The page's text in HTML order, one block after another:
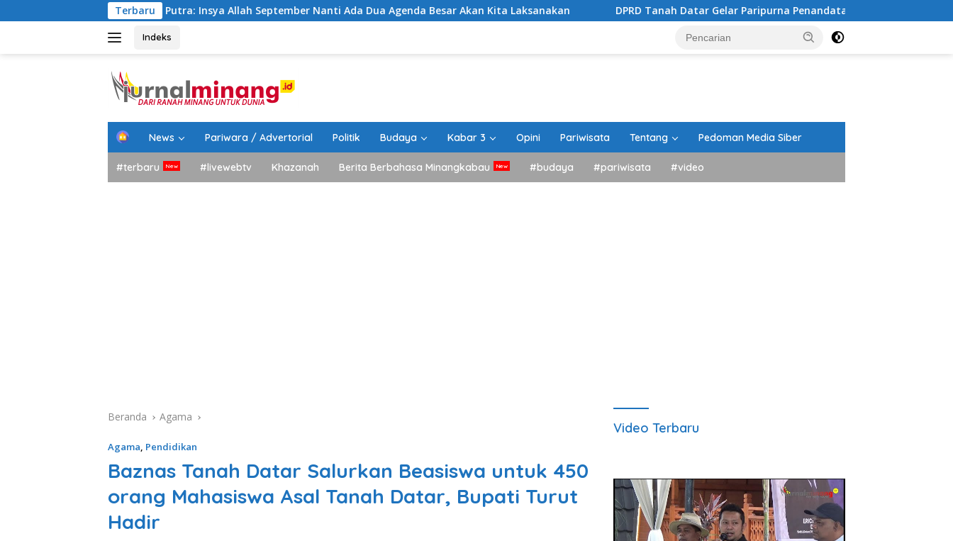
ke
Terbaru
Bupati Eka Putra: Insya Allah September Nanti Ada Dua Agenda Besar Akan Kita Laksanakan DPRD Tanah Datar Gelar Paripurna Penandatanganan Nota Perubahan Anggaran
Indeks
H
m
e
News Pariwara / Advertorial Politik Budaya Kabar 3 Opini Pariwisata Tentang Pedoman Media Siber
#terbaru #livewebtv Khazanah Berita Berbahasa Minangkabau #budaya #pariwisata #video
Beranda Agama
Agama, Pendidikan
Baznas Tanah Datar Salurkan Beasiswa untuk 450
orang Mahasiswa Asal Tanah Datar, Bupati Turut
Hadir
Video Terbaru